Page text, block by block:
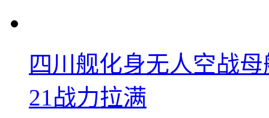
四川舰化身无人空战
21战力拉满